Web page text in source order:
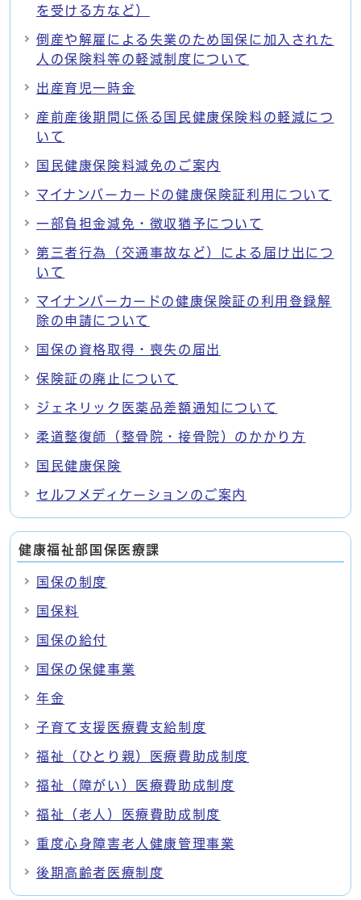
を受ける方など）
倒産や解雇による失業のため国保に加入された
人の保険料等の軽減制度について
出産育児一時金
産前産後期間に係る国民健康保険料の軽減につ
いて
国民健康保険料減免のご案内
マイナンバーカードの健康保険証利用について
一部負担金減免・徴収猶予について
第三者行為（交通事故など）による届け出につ
いて
マイナンバーカードの健康保険証の利用登録解
除の申請について
国保の資格取得・喪失の届出
保険証の廃止について
ジェネリック医薬品差額通知について
柔道整復師（整骨院・接骨院）のかかり方
国民健康保険
セルフメディケーションのご案内
健康福祉部国保医療課
国保の制度
国保料
国保の給付
国保の保健事業
年金
子育て支援医療費支給制度
福祉（ひとり親）医療費助成制度
福祉（障がい）医療費助成制度
福祉（老人）医療費助成制度
重度心身障害老人健康管理事業
後期高齢者医療制度